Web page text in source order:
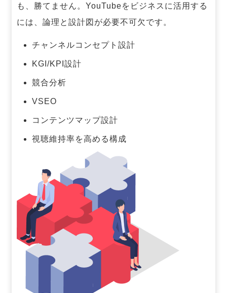
も、勝てません。 YouTubeをビジネスに活用する
には、論理と設計図が必要不可欠です。
チャンネルコンセプト設計
KGI/KPI設計
競合分析
VSEO
コンテンツマップ設計
視聴維持率を高める構成